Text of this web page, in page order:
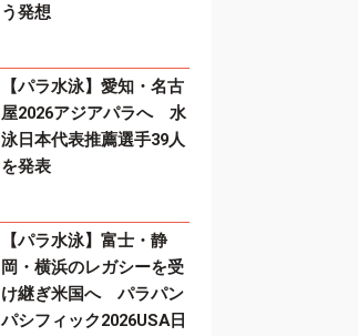
う発想
【パラ水泳】愛知・名古
屋2026アジアパラへ 水
泳日本代表推薦選手39人
を発表
【パラ水泳】富士・静
岡・横浜のレガシーを受
け継ぎ米国へ パラパン
パシフィック2026USA日